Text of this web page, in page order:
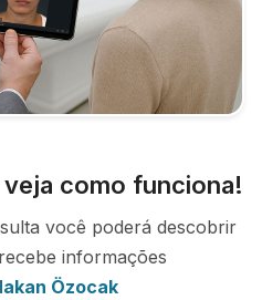
como funciona!
você poderá descobrir
informações
Özocak